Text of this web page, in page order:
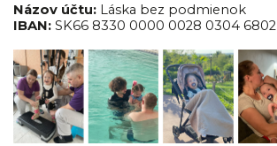
Názov účtu: Láska bez podmienok
IBAN: SK66 8330 0000 0028 0304 6802